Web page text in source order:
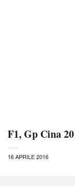
F1, Gp Cina
16 APRILE 2016